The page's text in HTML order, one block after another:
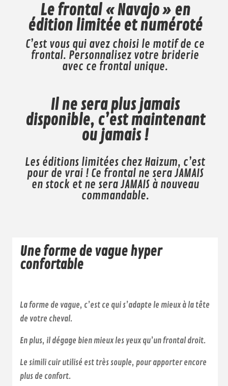
Le frontal « Navajo » en
édition limitée et numéroté
C’est vous qui avez choisi le motif de ce
frontal. Personnalisez votre briderie
avec ce frontal unique.
Il ne sera plus jamais
disponible, c’est maintenant
ou jamais !
Les éditions limitées chez Haizum, c’est
pour de vrai ! Ce frontal ne sera JAMAIS
en stock et ne sera JAMAIS à nouveau
commandable.
Une forme de vague hyper
confortable
La forme de vague, c’est ce qui s’adapte le mieux à la tête
de votre cheval.
En plus, il dégage bien mieux les yeux qu’un frontal droit.
Le simili cuir utilisé est très souple, pour apporter encore
plus de confort.